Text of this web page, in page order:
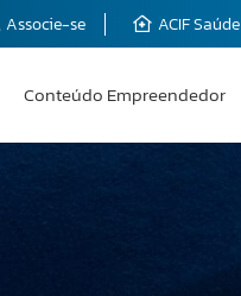
Associe-se ACIF Saúde
Conteúdo Empreendedor